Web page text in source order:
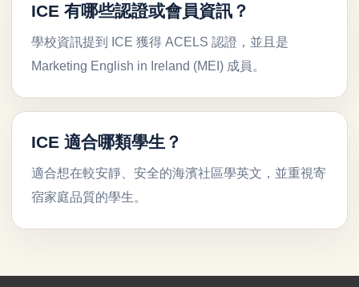
ICE 有哪些認證或會員資訊？
學校資訊提到 ICE 獲得 ACELS 認證，並且是
Marketing English in Ireland (MEI) 成員。
ICE 適合哪類學生？
適合想在較安靜、安全的海濱社區學英文，並重視寄
宿家庭品質的學生。